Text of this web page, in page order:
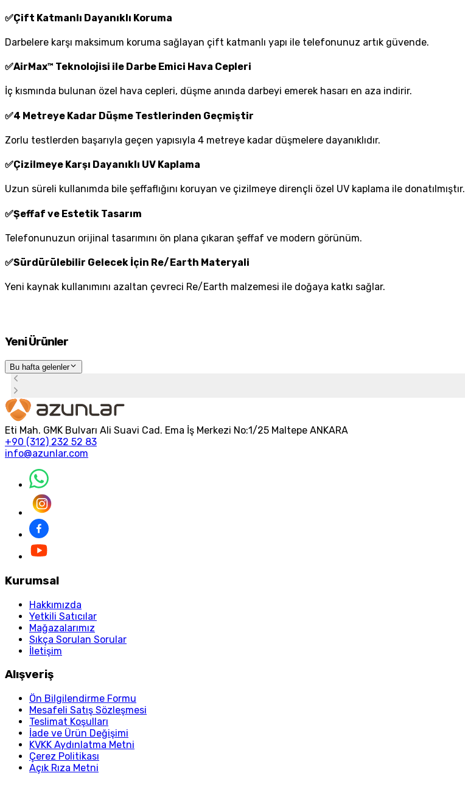
✅Çift Katmanlı Dayanıklı Koruma
Darbelere karşı maksimum koruma sağlayan çift katmanlı yapı ile telefonunuz artık güvende.
✅AirMax™ Teknolojisi ile Darbe Emici Hava Cepleri
İç kısmında bulunan özel hava cepleri, düşme anında darbeyi emerek hasarı en aza indirir.
✅4 Metreye Kadar Düşme Testlerinden Geçmiştir
Zorlu testlerden başarıyla geçen yapısıyla 4 metreye kadar düşmelere dayanıklıdır.
✅Çizilmeye Karşı Dayanıklı UV Kaplama
Uzun süreli kullanımda bile şeffaflığını koruyan ve çizilmeye dirençli özel UV kaplama ile donatılmıştır.
✅Şeffaf ve Estetik Tasarım
Telefonunuzun orijinal tasarımını ön plana çıkaran şeffaf ve modern görünüm.
✅Sürdürülebilir Gelecek İçin Re/Earth Materyali
Yeni kaynak kullanımını azaltan çevreci Re/Earth malzemesi ile doğaya katkı sağlar.
Yeni Ürünler
Bu hafta gelenler
Eti Mah. GMK Bulvarı Ali Suavi Cad. Ema İş Merkezi No:1/25 Maltepe ANKARA
+90 (312) 232 52 83
info@azunlar.com
Kurumsal
Hakkımızda
Yetkili Satıcılar
Mağazalarımız
Sıkça Sorulan Sorular
İletişim
Alışveriş
Ön Bilgilendirme Formu
Mesafeli Satış Sözleşmesi
Teslimat Koşulları
İade ve Ürün Değişimi
KVKK Aydınlatma Metni
Çerez Politikası
Açık Rıza Metni